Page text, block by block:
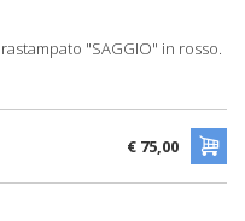
"SAGGIO" in rosso.
€ 75,00